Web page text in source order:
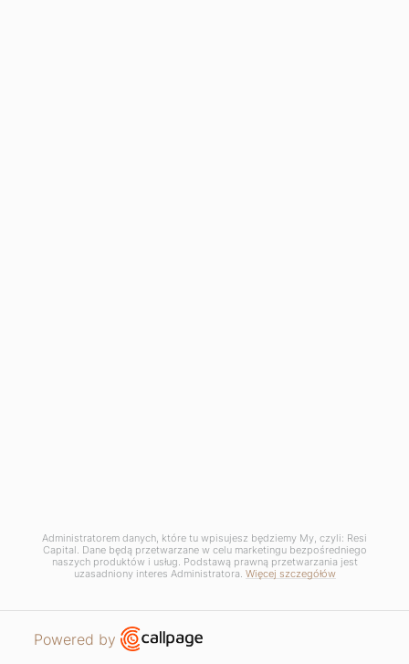
MIESZKANIA
Administratorem danych, które tu wpisujesz będziemy My, czyli: Resi
Capital. Dane będą przetwarzane w celu marketingu bezpośredniego
naszych produktów i usług. Podstawą prawną przetwarzania jest
uzasadniony interes Administratora. Więcej szczegółów
Powered by